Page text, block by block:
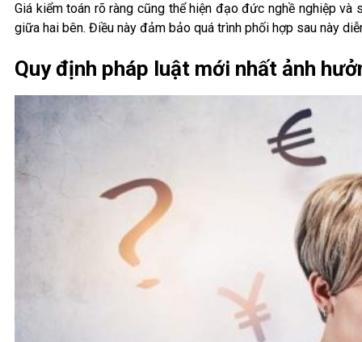
Giá kiểm toán rõ ràng cũng thể hiện đạo đức nghề nghiệp
giữa hai bên. Điều này đảm bảo quá trình phối hợp sau này
Quy định pháp luật mới nhất ảnh